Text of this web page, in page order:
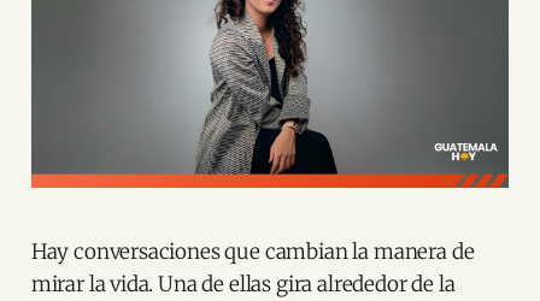
Hay conversaciones que cambian la manera de
mirar la vida. Una de ellas gira alrededor de la